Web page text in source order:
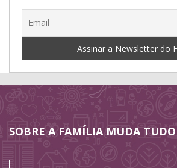
SOBRE A FAMÍLIA MUDA TUDO